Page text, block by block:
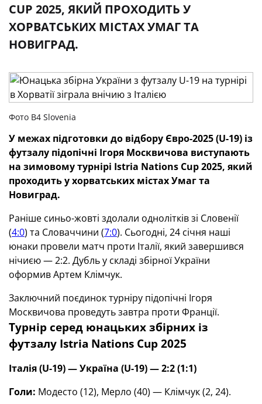
CUP 2025, ЯКИЙ ПРОХОДИТЬ У
ХОРВАТСЬКИХ МІСТАХ УМАГ ТА
НОВИГРАД.
Фото B4 Slovenia
У межах підготовки до відбору Євро-2025 (U-19) із
футзалу підопічні Ігоря Москвичова виступають
на зимовому турнірі Istria Nations Cup 2025, який
проходить у хорватських містах Умаг та
Новиград.
Раніше синьо-жовті здолали однолітків зі Словенії
(4:0) та Словаччини (7:0). Сьогодні, 24 січня наші
юнаки провели матч проти Італії, який завершився
нічиєю — 2:2. Дубль у складі збірної України
оформив Артем Клімчук.
Заключний поєдинок турніру підопічні Ігоря
Москвичова проведуть завтра проти Франції.
Турнір серед юнацьких збірних із
футзалу Istria Nations Cup 2025
Італія (U-19) — Україна (U-19) — 2:2 (1:1)
Голи: Модесто (12), Мерло (40) — Клімчук (2, 24).